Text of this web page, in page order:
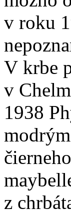
v roku
V krbe
v
1938
z